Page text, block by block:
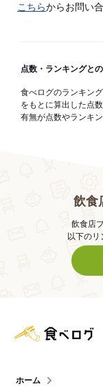
こちらからお問い
点数・ランキングと
食べログのランキン
をもとに算出した点
有無が点数やランキ
飲食
飲食店
以下のリ
ホーム